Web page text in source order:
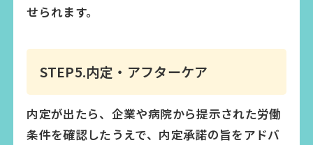
せられます。
STEP5.内定・アフターケア
内定が出たら、企業や病院から提示された労働
条件を確認したうえで、内定承諾の旨をアドバ